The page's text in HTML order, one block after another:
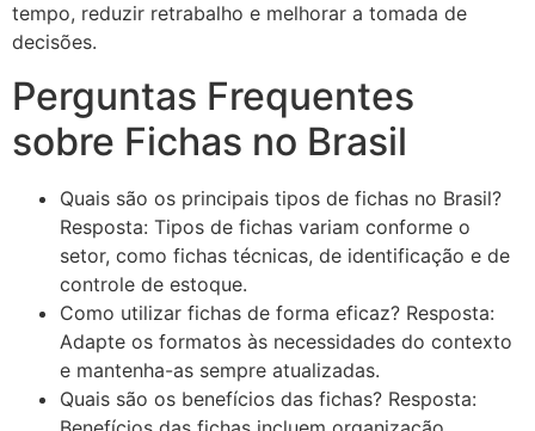
tempo, reduzir retrabalho e melhorar a tomada de
decisões.
Perguntas Frequentes
sobre Fichas no Brasil
Quais são os principais tipos de fichas no Brasil?
Resposta: Tipos de fichas variam conforme o
setor, como fichas técnicas, de identificação e de
controle de estoque.
Como utilizar fichas de forma eficaz? Resposta:
Adapte os formatos às necessidades do contexto
e mantenha-as sempre atualizadas.
Quais são os benefícios das fichas? Resposta: